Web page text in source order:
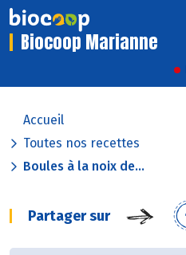
Biocoop Marianne
Accueil
Toutes nos recettes
Boules à la noix de...
Partager sur